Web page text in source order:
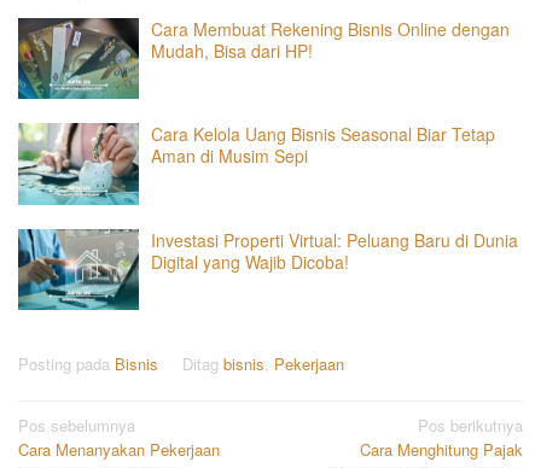
Cara Membuat Rekening Bisnis Online dengan
Mudah, Bisa dari HP!
Cara Kelola Uang Bisnis Seasonal Biar Tetap
Aman di Musim Sepi
Investasi Properti Virtual: Peluang Baru di Dunia
Digital yang Wajib Dicoba!
Posting pada Bisnis Ditag bisnis, Pekerjaan
Navigasi
Pos sebelumnya
Cara Menanyakan Pekerjaan
Pos berikutnya
Cara Menghitung Pajak